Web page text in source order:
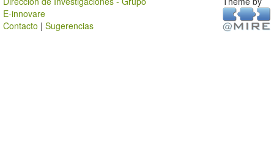
E-innovare
Contacto | Sugerencias